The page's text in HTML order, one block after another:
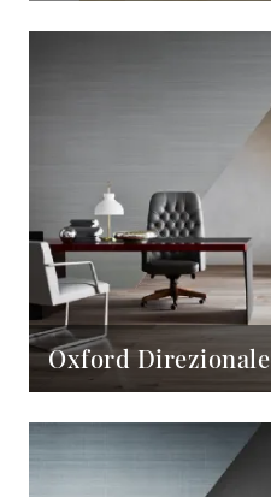
Oxford Direzionale